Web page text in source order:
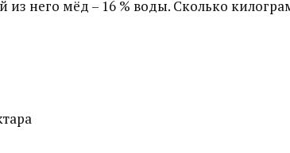
из него мёд – 16 % воды. Сколько